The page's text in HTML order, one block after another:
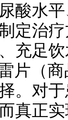
酸水
定治
充足
片（
。对
真正